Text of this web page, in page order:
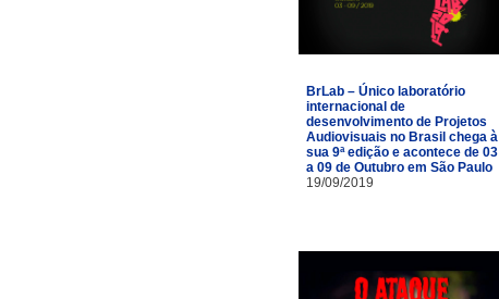
BrLab – Único laboratório
internacional de
desenvolvimento de Projetos
Audiovisuais no Brasil chega à
sua 9ª edição e acontece de 03
a 09 de Outubro em São Paulo
19/09/2019